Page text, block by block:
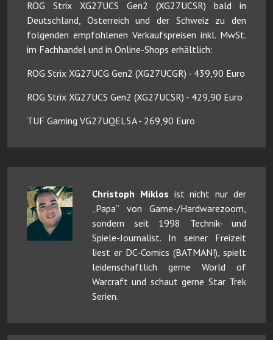
ROG Strix XG27UCS Gen2 (XG27UCSR) bald in
Deutschland, Österreich und der Schweiz zu den
folgenden empfohlenen Verkaufspreisen inkl. MwSt.
im Fachhandel und in Online-Shops erhältlich:
ROG Strix XG27UCG Gen2 (XG27UCGR) - 439,90 Euro
ROG Strix XG27UCS Gen2 (XG27UCSR) - 429,90 Euro
TUF Gaming VG27UQEL5A - 269,90 Euro
Christoph Miklos ist nicht nur der
„Papa“ von Game-/Hardwarezoom,
sondern seit 1998 Technik- und
Spiele-Journalist. In seiner Freizeit
liest er DC-Comics (BATMAN!), spielt
leidenschaftlich gerne World of
Warcraft und schaut gerne Star Trek
Serien.